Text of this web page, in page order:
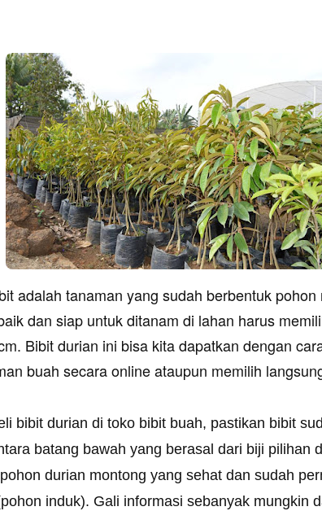
adalah tanaman yang sudah berbentuk
dan siap untuk ditanam di lahan harus
Bibit durian ini bisa kita dapatkan dengan
buah secara online ataupun memilih
bibit durian di toko bibit buah, pastikan bibit
batang bawah yang berasal dari biji pilihan
durian montong yang sehat dan sudah
induk). Gali informasi sebanyak mungkin